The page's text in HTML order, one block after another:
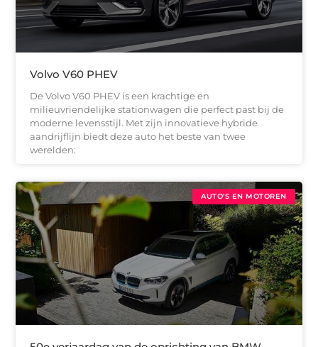
Volvo V60 PHEV
De Volvo V60 PHEV is een krachtige en
milieuvriendelijke stationwagen die perfect past bij de
moderne levensstijl. Met zijn innovatieve hybride
aandrijflijn biedt deze auto het beste van twee
werelden:
AUTO'S EN MOTOREN